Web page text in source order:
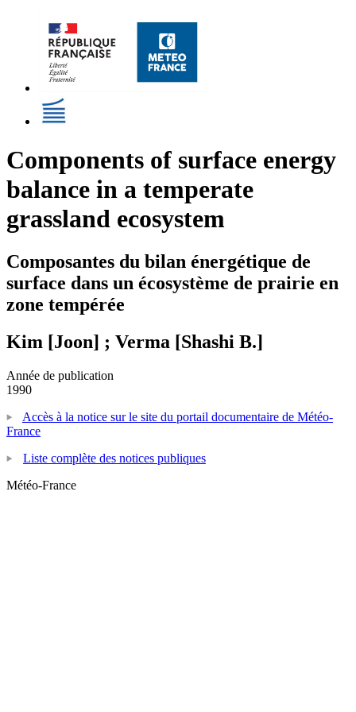
Components of surface energy
balance in a temperate
grassland ecosystem
Composantes du bilan énergétique de
surface dans un écosystème de prairie en
zone tempérée
Kim [Joon] ; Verma [Shashi B.]
Année de publication
1990
Accès à la notice sur le site du portail documentaire de Météo-
France
Liste complète des notices publiques
Météo-France